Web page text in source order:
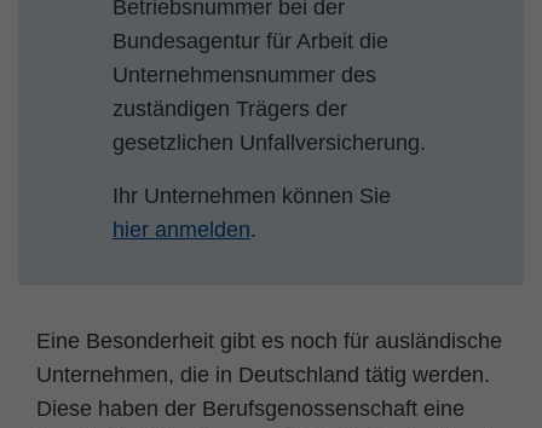
Betriebsnummer bei der
Bundesagentur für Arbeit die
Unternehmensnummer des
zuständigen Trägers der
gesetzlichen Unfallversicherung.
Ihr Unternehmen können Sie
hier anmelden.
Eine Besonderheit gibt es noch für ausländische
Unternehmen, die in Deutschland tätig werden.
Diese haben der Berufsgenossenschaft eine